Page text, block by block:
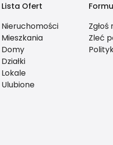
Lista Ofert
Nieruchomości
Mieszkania
Domy
Działki
Lokale
Ulubione
Zleć